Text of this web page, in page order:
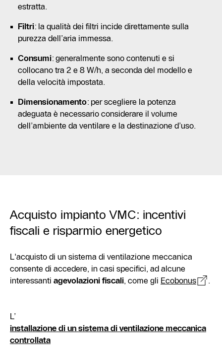
estratta.
Filtri: la qualità dei filtri incide direttamente sulla
purezza dell’aria immessa.
Consumi: generalmente sono contenuti e si
collocano tra 2 e 8 W/h, a seconda del modello e
della velocità impostata.
Dimensionamento: per scegliere la potenza
adeguata è necessario considerare il volume
dell’ambiente da ventilare e la destinazione d’uso.
Acquisto impianto VMC: incentivi
fiscali e risparmio energetico
L'acquisto di un sistema di ventilazione meccanica
consente di accedere, in casi specifici, ad alcune
interessanti agevolazioni fiscali, come gli Ecobonus .
L’
installazione di un sistema di ventilazione meccanica
controllata